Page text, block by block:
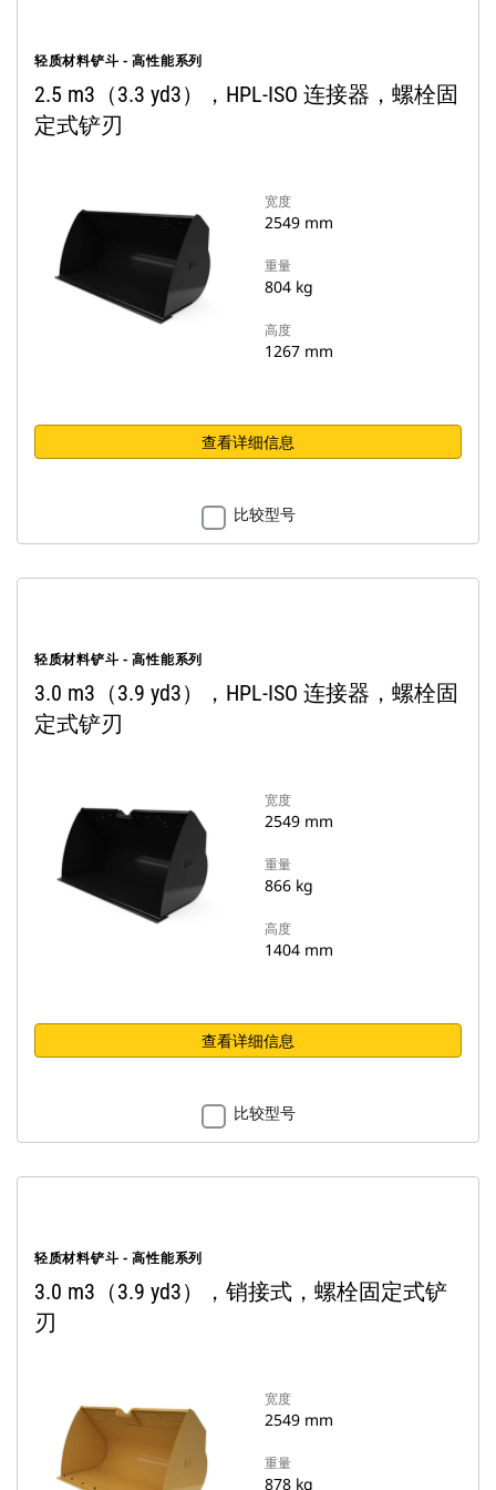
轻质材料铲斗 - 高性能系列
2.5 m3（3.3 yd3），HPL-ISO 连接器，螺栓固
定式铲刃
宽度
2549 mm
重量
804 kg
高度
1267 mm
查看详细信息
比较型号
轻质材料铲斗 - 高性能系列
3.0 m3（3.9 yd3），HPL-ISO 连接器，螺栓固
定式铲刃
宽度
2549 mm
重量
866 kg
高度
1404 mm
查看详细信息
比较型号
轻质材料铲斗 - 高性能系列
3.0 m3（3.9 yd3），销接式，螺栓固定式铲
刃
宽度
2549 mm
重量
878 kg